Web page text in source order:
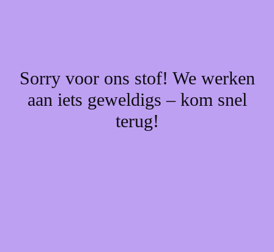
Sorry voor ons stof! We werken
aan iets geweldigs – kom snel
terug!